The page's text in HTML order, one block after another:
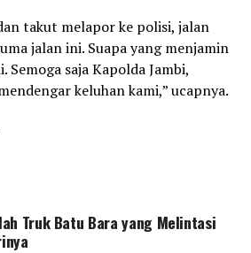
takut melapor ke polisi, jalan
jalan ini. Suapa yang menjamin
Semoga saja Kapolda Jambi,
keluhan kami,” ucapnya.
Truk Batu Bara yang Melintasi